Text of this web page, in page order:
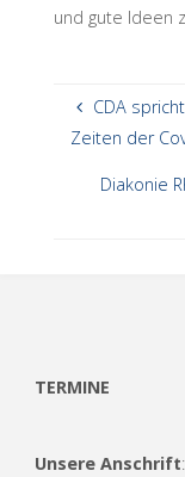
und gute Ideen
CDA
Zeiten der
Diakonie
TERMINE
Unsere Anschrift: